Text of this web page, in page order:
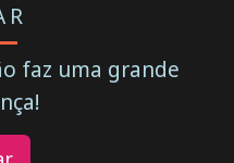
faz uma grande